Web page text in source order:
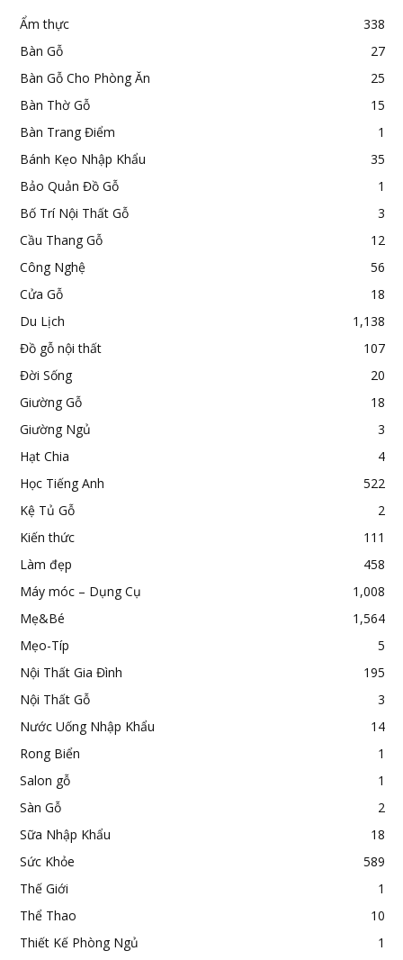
Ẩm thực
338
Bàn Gỗ
27
Bàn Gỗ Cho Phòng Ăn
25
Bàn Thờ Gỗ
15
Bàn Trang Điểm
1
Bánh Kẹo Nhập Khẩu
35
Bảo Quản Đồ Gỗ
1
Bố Trí Nội Thất Gỗ
3
Cầu Thang Gỗ
12
Công Nghệ
56
Cửa Gỗ
18
Du Lịch
1,138
Đồ gỗ nội thất
107
Đời Sống
20
Giường Gỗ
18
Giường Ngủ
3
Hạt Chia
4
Học Tiếng Anh
522
Kệ Tủ Gỗ
2
Kiến thức
111
Làm đẹp
458
Máy móc – Dụng Cụ
1,008
Mẹ&Bé
1,564
Mẹo-Típ
5
Nội Thất Gia Đình
195
Nội Thất Gỗ
3
Nước Uống Nhập Khẩu
14
Rong Biển
1
Salon gỗ
1
Sàn Gỗ
2
Sữa Nhập Khẩu
18
Sức Khỏe
589
Thế Giới
1
Thể Thao
10
Thiết Kế Phòng Ngủ
1